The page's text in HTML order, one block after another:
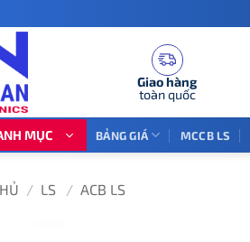
Giao hàng
toàn quốc
MỤC BẢNG GIÁ MCCB LS
/ LS / ACB LS